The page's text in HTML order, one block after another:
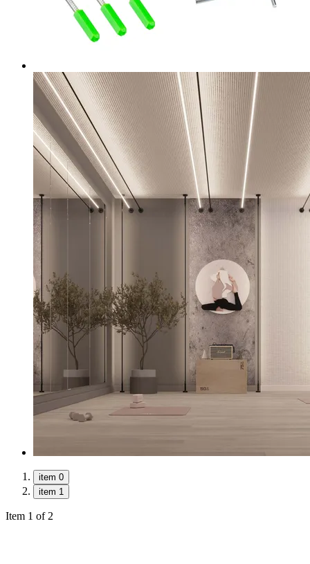
item 0
item 1
Item 1 of 2